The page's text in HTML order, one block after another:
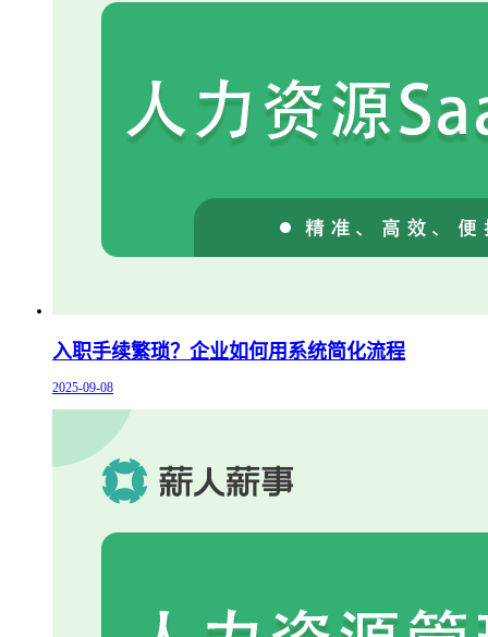
入职手续繁琐？企业如何用系统简化流程
2025-09-08